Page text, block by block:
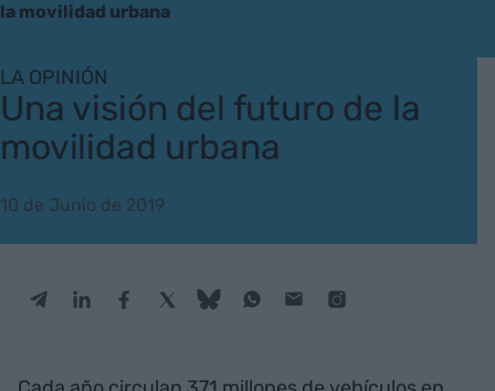
la movilidad urbana
LA OPINIÓN
Una visión del futuro de la
movilidad urbana
10 de Junio de 2019